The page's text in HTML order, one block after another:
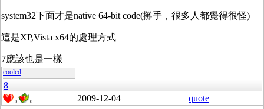
system32下面才是native 64-bit code(攤手，很多人都覺得很怪)
這是XP,Vista x64的處理方式
7應該也是一樣
coolcd
8
0 0 2009-12-04 quote